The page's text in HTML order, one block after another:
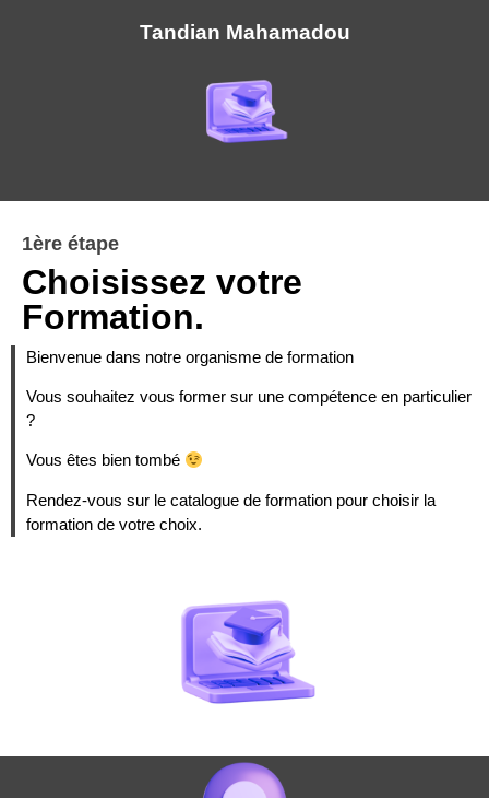
Tandian Mahamadou
1ère étape
Choisissez votre
Formation.
Bienvenue dans notre organisme de formation
Vous souhaitez vous former sur une compétence en particulier
?
Vous êtes bien tombé
Rendez-vous sur le catalogue de formation pour choisir la
formation de votre choix.